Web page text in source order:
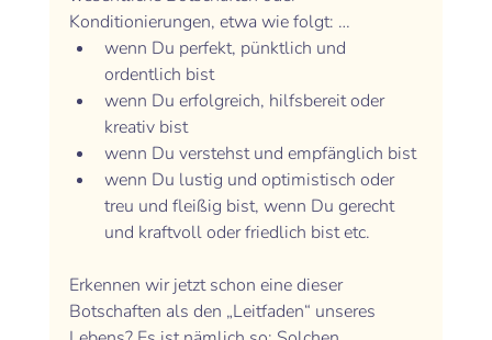
Konditionierungen, etwa wie folgt: …
wenn Du perfekt, pünktlich und
ordentlich bist
wenn Du erfolgreich, hilfsbereit oder
kreativ bist
wenn Du verstehst und empfänglich bist
wenn Du lustig und optimistisch oder
treu und fleißig bist, wenn Du gerecht
und kraftvoll oder friedlich bist etc.
Erkennen wir jetzt schon eine dieser
Botschaften als den „Leitfaden“ unseres